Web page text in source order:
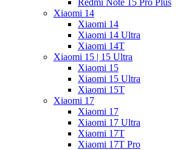
Xiaomi 14
Xiaomi 14
Xiaomi 14 Ultra
Xiaomi 14T
Xiaomi 15 | 15 Ultra
Xiaomi 15
Xiaomi 15 Ultra
Xiaomi 15T
Xiaomi 17
Xiaomi 17
Xiaomi 17 Ultra
Xiaomi 17T
Xiaomi 17T Pro